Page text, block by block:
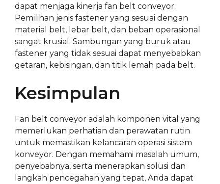
dapat menjaga kinerja fan belt conveyor.
Pemilihan jenis fastener yang sesuai dengan
material belt, lebar belt, dan beban operasional
sangat krusial. Sambungan yang buruk atau
fastener yang tidak sesuai dapat menyebabkan
getaran, kebisingan, dan titik lemah pada belt.
Kesimpulan
Fan belt conveyor adalah komponen vital yang
memerlukan perhatian dan perawatan rutin
untuk memastikan kelancaran operasi sistem
konveyor. Dengan memahami masalah umum,
penyebabnya, serta menerapkan solusi dan
langkah pencegahan yang tepat, Anda dapat